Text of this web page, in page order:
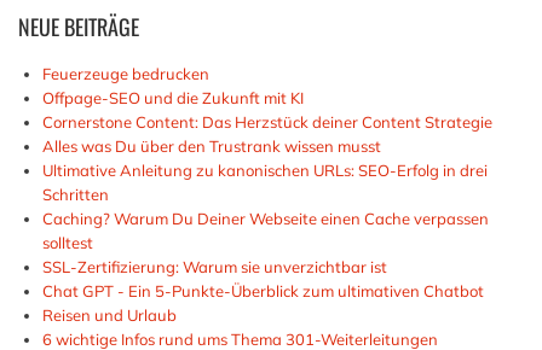
NEUEBEITRÄGE
Feuerzeuge bedrucken
Offpage-SEO und die Zukunft mit KI
Cornerstone Content: Das Herzstück deiner Content Strategie
Alles was Du über den Trustrank wissen musst
Ultimative Anleitung zu kanonischen URLs: SEO-Erfolg in drei
Schritten
Caching? Warum Du Deiner Webseite einen Cache verpassen
solltest
SSL-Zertifizierung: Warum sie unverzichtbar ist
Chat GPT - Ein 5-Punkte-Überblick zum ultimativen Chatbot
Reisen und Urlaub
6 wichtige Infos rund ums Thema 301-Weiterleitungen